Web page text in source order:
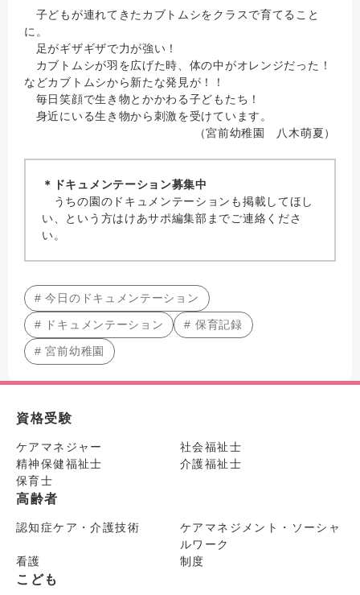
子どもが連れてきたカブトムシをクラスで育てること
に。
足がギザギザで力が強い！
カブトムシが羽を広げた時、体の中がオレンジだった！
などカブトムシから新たな発見が！！
毎日笑顔で生き物とかかわる子どもたち！
身近にいる生き物から刺激を受けています。
（宮前幼稚園 八木萌夏）
＊ドキュメンテーション募集中
うちの園のドキュメンテーションも掲載してほし
い、という方はけあサポ編集部までご連絡くださ
い。
# 今日のドキュメンテーション
# ドキュメンテーション # 保育記録
# 宮前幼稚園
資格受験
ケアマネジャー
社会福祉士
精神保健福祉士
介護福祉士
保育士
高齢者
認知症ケア・介護技術
ケアマネジメント・ソーシャ
ルワーク
看護
制度
こども